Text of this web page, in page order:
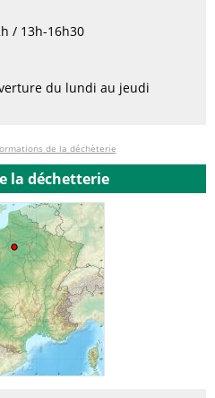
/ 13h-16h30
du lundi au jeudi
de la déchèterie
la déchetterie